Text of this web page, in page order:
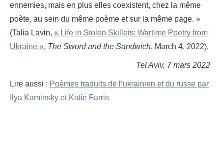
ennemies, mais en plus elles coexistent, chez la même
poète, au sein du même poème et sur la même page. »
(Talia Lavin, « Life in Stolen Skillets: Wartime Poetry from
Ukraine », The Sword and the Sandwich, March 4, 2022).
Tel Aviv, 7 mars 2022
Lire aussi : Poèmes traduits de l’ukrainien et du russe par
Ilya Kaminsky et Katie Farris